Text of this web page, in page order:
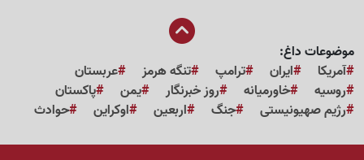
موضوعات داغ:
آمریکا
ایران ترامپ تنگه هرمز
عربستان
روسیه
خاورمیانه روز خبرنگار یمن
پاکستان
رژیم صهیونیستی
جنگ اربعین اوکراین حوادث